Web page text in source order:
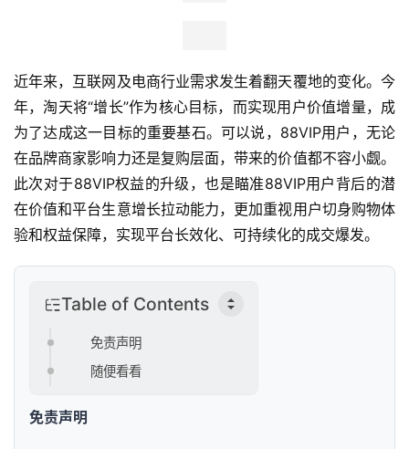
首
页
新
商
业
观
投
近年来，互联网及电商行业需求发生着翻天覆地的变化。今
年，淘天将“增长”作为核心目标，而实现用户价值增量，成
为了达成这一目标的重要基石。可以说，88VIP用户，无论
在品牌商家影响力还是复购层面，带来的价值都不容小觑。
此次对于88VIP权益的升级，也是瞄准88VIP用户背后的潜
在价值和平台生意增长拉动能力，更加重视用户切身购物体
验和权益保障，实现平台长效化、可持续化的成交爆发。
Table of Contents
免责声明
随便看看
免责声明